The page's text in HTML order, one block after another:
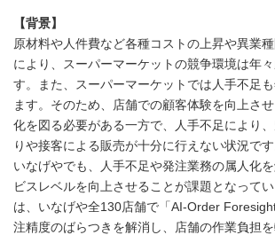
【背景】
原材料や人件費など各種コストの上昇や異業
により、スーパーマーケットの競争環境は年
す。また、スーパーマーケットでは人手不足
ます。そのため、店舗での顧客体験を向上さ
化を図る必要がある一方で、人手不足により
りや接客による販売が十分に行えない状況です
いなげやでも、人手不足や発注業務の属人化
ビスレベルを向上させることが課題となって
は、いなげや全130店舗で「AI-Order
注精度のばらつきを解消し、店舗の作業負担